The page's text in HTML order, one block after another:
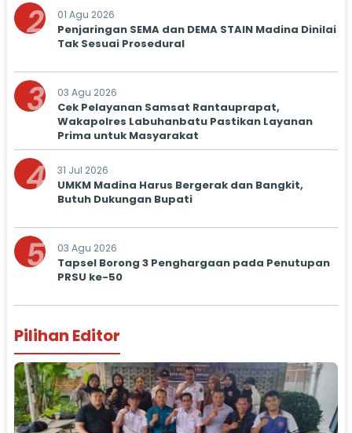
2 01 Agu 2026
Penjaringan SEMA dan DEMA STAIN Madina Dinilai
Tak Sesuai Prosedural
3 03 Agu 2026
Cek Pelayanan Samsat Rantauprapat,
Wakapolres Labuhanbatu Pastikan Layanan
Prima untuk Masyarakat
4 31 Jul 2026
UMKM Madina Harus Bergerak dan Bangkit,
Butuh Dukungan Bupati
5 03 Agu 2026
Tapsel Borong 3 Penghargaan pada Penutupan
PRSU ke-50
Pilihan Editor